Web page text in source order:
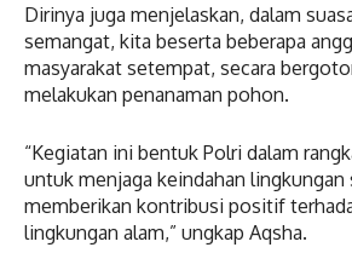
Dirinya juga menjelaskan, dalam
semangat, kita beserta beberapa
masyarakat setempat, secara
melakukan penanaman pohon.
“Kegiatan ini bentuk Polri dalam
untuk menjaga keindahan lingkungan
memberikan kontribusi positif
lingkungan alam,” ungkap Aqsha.